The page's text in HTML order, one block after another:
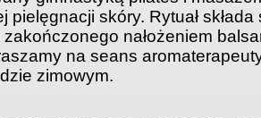
pielęgnacji skóry. Rytuał
nałożeniem
na seans
zimowym.